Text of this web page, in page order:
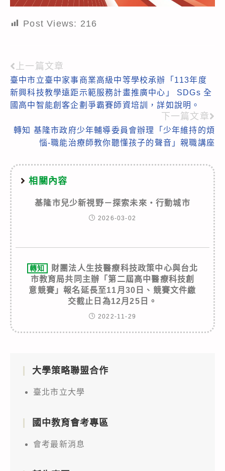
Post Views: 216
Read
more
articles
上一篇文章
臺中市立臺中家事商業高級中等學校承辦「113年度
新興科技教學遠距示範服務計畫推廣中心」 SDGs 全
國高中智能創客企劃爭霸賽師資培訓，詳如說明。
下一篇文章
轉知 基隆市政府少年輔導委員會辦理「少年維持的煩
惱-職能治療師教你聽懂孩子的聲音」親職講座
相關內容
基隆市兒少新視野－探索未來・行動城市
2026-03-02
轉知
財團法人生技醫療科技政策中心與台北
市教育局共同主辦「第二屆高中醫療科技創
意競賽」報名延長至11月30日、競賽文件繳
交截止日為12月25日。
2022-11-29
大學策略聯盟合作
臺北市立大學
國中教育會考專區
會考最新消息